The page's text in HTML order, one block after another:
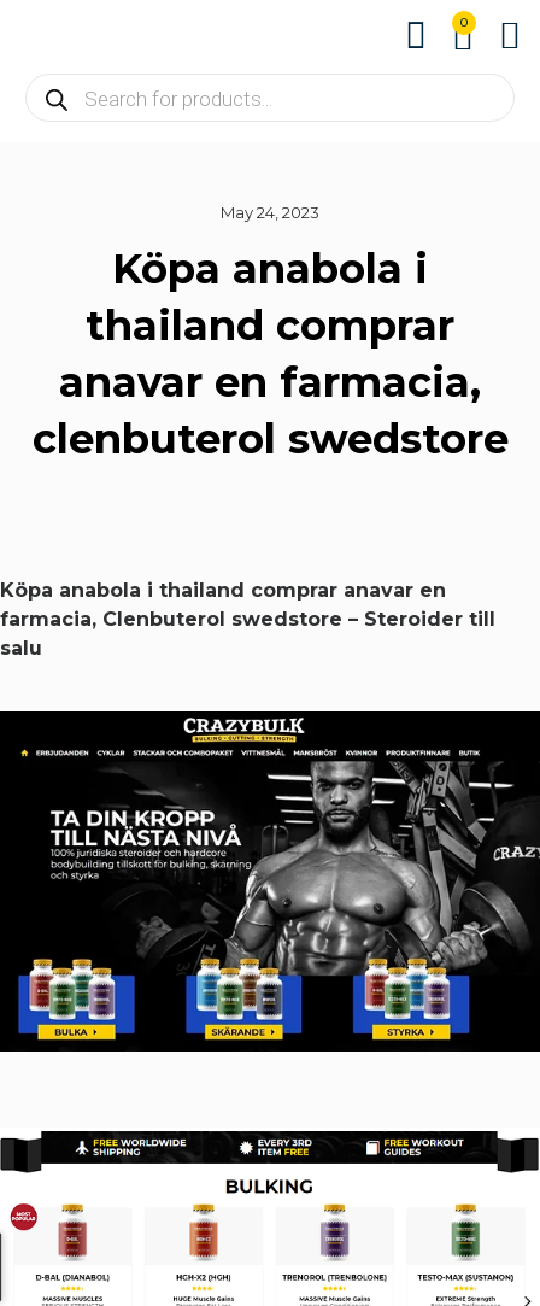
0
May 24, 2023
Köpa anabola i
thailand comprar
anavar en farmacia,
clenbuterol swedstore
Köpa anabola i thailand comprar anavar en
farmacia, Clenbuterol swedstore – Steroider till
salu